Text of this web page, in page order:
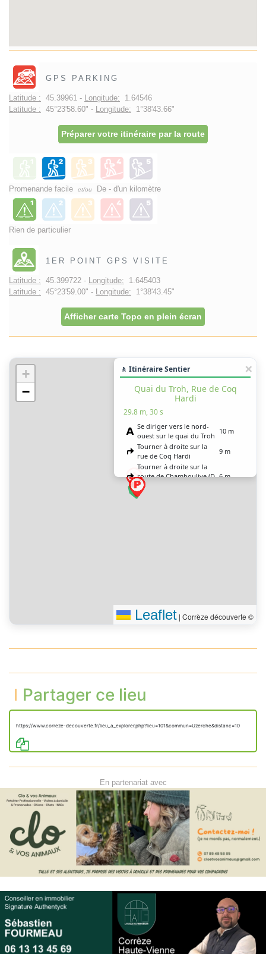
GPS PARKING
Latitude : 45.39961 - Longitude: 1.64546
Latitude : 45°23'58.60" - Longitude: 1°38'43.66"
Préparer votre itinéraire par la route
Promenande facile et/ou De - d'un kilomètre
Rien de particulier
1ER POINT GPS VISITE
Latitude : 45.399722 - Longitude: 1.645403
Latitude : 45°23'59.00" - Longitude: 1°38'43.45"
Afficher carte Topo en plein écran
+
−
🚶 Itinéraire Sentier
Quai du Troh, Rue de Coq
Hardi
29.8 m, 30 s
Se diriger vers le nord-
ouest sur le quai du Troh
10 m
Tourner à droite sur la
rue de Coq Hardi
9 m
Tourner à droite sur la
route de Chamboulive (D
34)
6 m
Tourner à droite sur P-O-
Leaflet | Corrèze découverte ©
Partager ce lieu
https://www.correze-decouverte.fr/lieu_a_explorer.php?lieu=101&commun=Uzerche&distanc=10
En partenariat avec